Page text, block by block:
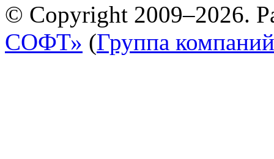
© Copyright 2009–2026.
СОФТ» (Группа